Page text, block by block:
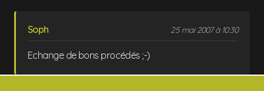
Soph 25 mai 2007 à 10:30
Echange de bons procédés ;-)